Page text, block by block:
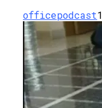
officepodcast